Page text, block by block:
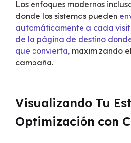
Los enfoques modernos
donde los sistemas pueden
automáticamente a cada
de la página de destino
que convierta, maximizando
campaña.
Visualizando Tu
Optimización con